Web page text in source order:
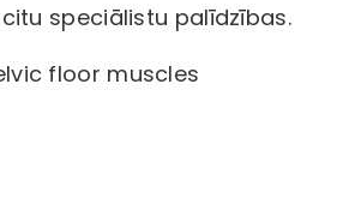
speciālistu palīdzības.